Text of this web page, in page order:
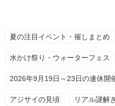
夏の注目イベント・催しまとめ
水かけ祭り・ウォーターフェス
2026年9月19日～23日の連休開
アジサイの見頃 リアル謎解